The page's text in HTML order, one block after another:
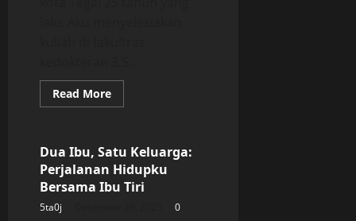
Read MoreRead
more
Satu
Keluarga:
Perjalanan
Hidupku
Bersama
Uncategorized
Dua Ibu, Satu Keluarga:
Perjalanan Hidupku
Bersama Ibu Tiri
5ta0j 0